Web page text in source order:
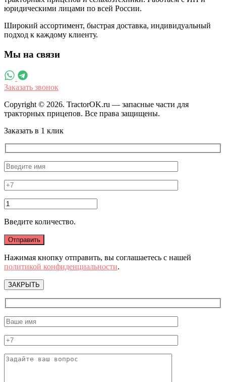
юридическими лицами по всей России.
Широкий ассортимент, быстрая доставка, индивидуальный
подход к каждому клиенту.
Мы на связи
Заказать звонок
Copyright © 2026. TractorOK.ru — запасные части для
тракторных прицепов. Все права защищены.
Заказать в 1 клик
Введите количество.
Нажимая кнопку отправить, вы соглашаетесь с нашей
политикой конфиденциальности.
ЗАКРЫТЬ